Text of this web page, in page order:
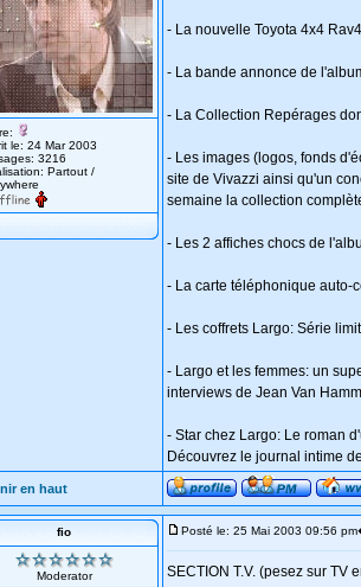
le: 24 Mar 2003
3216
Partout /
- La nouvelle Toyota 4x4
- La bande annonce de
- La Collection Repérages
- Les images (logos, fonds
site de Vivazzi ainsi qu'un
semaine la collection
- Les 2 affiches chocs de
- La carte téléphonique auto-
- Les coffrets Largo: Série
- Largo et les femmes: un
interviews de Jean Van
- Star chez Largo: Le roman
Découvrez le journal intime
en haut
fio
Moderator
Posté le: 25 Mai 2003 09:56 pm
SECTION T.V. (pesez sur TV